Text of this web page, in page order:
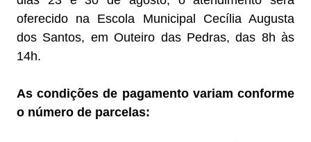
oferecido na Escola Municipal Cecília Augusta
dos Santos, em Outeiro das Pedras, das 8h às
14h.
As condições de pagamento variam conforme
o número de parcelas: